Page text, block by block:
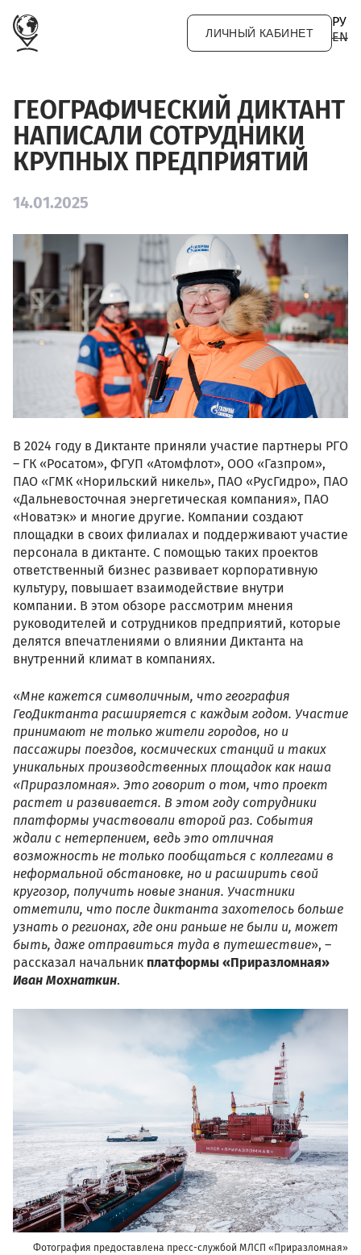
ЛИЧНЫЙ КАБИНЕТ
РУ
EN
ГЕОГРАФИЧЕСКИЙ ДИКТАНТ
НАПИСАЛИ СОТРУДНИКИ
КРУПНЫХ ПРЕДПРИЯТИЙ
14.01.2025
В 2024 году в Диктанте приняли участие партнеры РГО
– ГК «Росатом», ФГУП «Атомфлот», ООО «Газпром»,
ПАО «ГМК «Норильский никель», ПАО «РусГидро», ПАО
«Дальневосточная энергетическая компания», ПАО
«Новатэк» и многие другие. Компании создают
площадки в своих филиалах и поддерживают участие
персонала в диктанте. С помощью таких проектов
ответственный бизнес развивает корпоративную
культуру, повышает взаимодействие внутри
компании. В этом обзоре рассмотрим мнения
руководителей и сотрудников предприятий, которые
делятся впечатлениями о влиянии Диктанта на
внутренний климат в компаниях.
«Мне кажется символичным, что география
ГеоДиктанта расширяется с каждым годом. Участие
принимают не только жители городов, но и
пассажиры поездов, космических станций и таких
уникальных производственных площадок как наша
«Приразломная». Это говорит о том, что проект
растет и развивается. В этом году сотрудники
платформы участвовали второй раз. События
ждали с нетерпением, ведь это отличная
возможность не только пообщаться с коллегами в
неформальной обстановке, но и расширить свой
кругозор, получить новые знания. Участники
отметили, что после диктанта захотелось больше
узнать о регионах, где они раньше не были и, может
быть, даже отправиться туда в путешествие», –
рассказал начальник платформы «Приразломная»
Иван Мохнаткин.
Фотография предоставлена пресс-службой МЛСП «Приразломная»